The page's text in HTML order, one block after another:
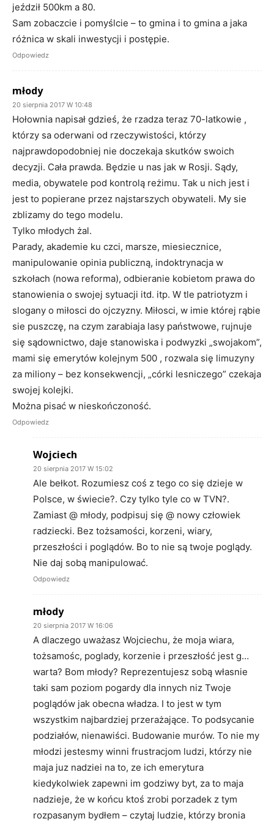
jeździł 500km a 80.
Sam zobaczcie i pomyślcie – to gmina i to gmina a jaka
różnica w skali inwestycji i postępie.
Odpowiedz
młody
20 sierpnia 2017 W 10:48
Hołownia napisał gdzieś, że rzadza teraz 70-latkowie ,
którzy sa oderwani od rzeczywistości, którzy
najprawdopodobniej nie doczekaja skutków swoich
decyzji. Cała prawda. Będzie u nas jak w Rosji. Sądy,
media, obywatele pod kontrolą reżimu. Tak u nich jest i
jest to popierane przez najstarszych obywateli. My sie
zblizamy do tego modelu.
Tylko młodych żal.
Parady, akademie ku czci, marsze, miesiecznice,
manipulowanie opinia publiczną, indoktrynacja w
szkołach (nowa reforma), odbieranie kobietom prawa do
stanowienia o swojej sytuacji itd. itp. W tle patriotyzm i
slogany o miłosci do ojczyzny. Miłosci, w imie której rąbie
sie puszczę, na czym zarabiaja lasy państwowe, rujnuje
się sądownictwo, daje stanowiska i podwyzki „swojakom”,
mami się emerytów kolejnym 500 , rozwala się limuzyny
za miliony – bez konsekwencji, „córki lesniczego” czekaja
swojej kolejki.
Można pisać w nieskończoność.
Odpowiedz
Wojciech
20 sierpnia 2017 W 15:02
Ale bełkot. Rozumiesz coś z tego co się dzieje w
Polsce, w świecie?. Czy tylko tyle co w TVN?.
Zamiast @ młody, podpisuj się @ nowy człowiek
radziecki. Bez tożsamości, korzeni, wiary,
przeszłości i poglądów. Bo to nie są twoje poglądy.
Nie daj sobą manipulować.
Odpowiedz
młody
20 sierpnia 2017 W 16:06
A dlaczego uważasz Wojciechu, że moja wiara,
tożsamośc, poglady, korzenie i przeszłość jest g…
warta? Bom młody? Reprezentujesz sobą własnie
taki sam poziom pogardy dla innych niz Twoje
poglądów jak obecna władza. I to jest w tym
wszystkim najbardziej przerażające. To podsycanie
podziałów, nienawiści. Budowanie murów. To nie my
młodzi jestesmy winni frustracjom ludzi, którzy nie
maja juz nadziei na to, ze ich emerytura
kiedykolwiek zapewni im godziwy byt, za to maja
nadzieje, że w końcu ktoś zrobi porzadek z tym
rozpasanym bydłem – czytaj ludzie, którzy bronia